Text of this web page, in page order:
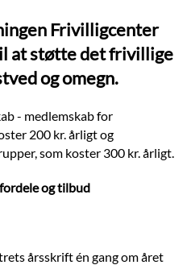
Frivilligcenter
at støtte det frivillige
og omegn.
- medlemskab for
200 kr. årligt og
som koster 300 kr. årligt.
og tilbud
årsskrift én gang om året